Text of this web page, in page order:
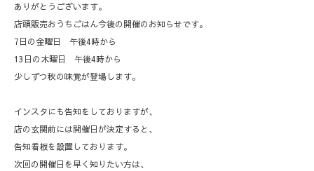
ありがとうございます。
店頭販売おうちごはん今後の開催のお知らせです。
7日の金曜日 午後4時から
13日の木曜日 午後4時から
少しずつ秋の味覚が登場します。
インスタにも告知をしておりますが、
店の玄関前には開催日が決定すると、
告知看板を設置しております。
次回の開催日を早く知りたい方は、